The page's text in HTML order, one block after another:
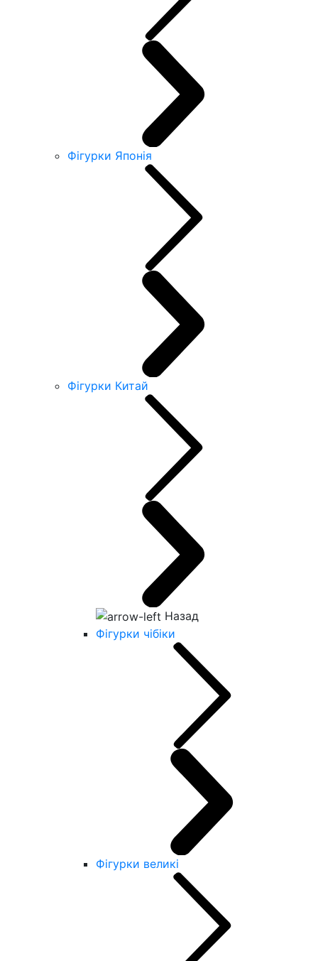
Фігурки Японія
Фігурки Китай
Назад
Фігурки чібіки
Фігурки великі